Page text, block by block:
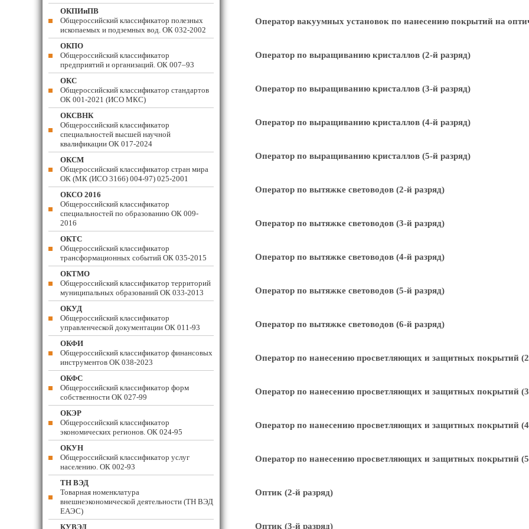
Оператор вакуумных установок по нанесению покрытий на
Оператор по выращиванию кристаллов (2-й разряд)
Оператор по выращиванию кристаллов (3-й разряд)
Оператор по выращиванию кристаллов (4-й разряд)
Оператор по выращиванию кристаллов (5-й разряд)
Оператор по вытяжке световодов (2-й разряд)
Оператор по вытяжке световодов (3-й разряд)
Оператор по вытяжке световодов (4-й разряд)
Оператор по вытяжке световодов (5-й разряд)
Оператор по вытяжке световодов (6-й разряд)
Оператор по нанесению просветляющих и защитных покрытий
Оператор по нанесению просветляющих и защитных покрытий
Оператор по нанесению просветляющих и защитных покрытий
Оператор по нанесению просветляющих и защитных покрытий
Оптик (2-й разряд)
Оптик (3-й разряд)
ОКПИиПВ
Общероссийский классификатор полезных
ископаемых и подземных вод. ОК 032-2002
ОКПО
Общероссийский классификатор
предприятий и организаций. ОК 007–93
ОКС
Общероссийский классификатор стандартов
ОК 001-2021 (ИСО МКС)
ОКСВНК
Общероссийский классификатор
специальностей высшей научной
квалификации ОК 017-2024
ОКСМ
Общероссийский классификатор стран мира
ОК (МК (ИСО 3166) 004-97) 025-2001
ОКСО 2016
Общероссийский классификатор
специальностей по образованию ОК 009-
2016
ОКТС
Общероссийский классификатор
трансформационных событий ОК 035-2015
ОКТМО
Общероссийский классификатор территорий
муниципальных образований ОК 033-2013
ОКУД
Общероссийский классификатор
управленческой документации ОК 011-93
ОКФИ
Общероссийский классификатор финансовых
инструментов OK 038-2023
ОКФС
Общероссийский классификатор форм
собственности ОК 027-99
ОКЭР
Общероссийский классификатор
экономических регионов. ОК 024-95
ОКУН
Общероссийский классификатор услуг
населению. ОК 002-93
ТН ВЭД
Товарная номенклатура
внешнеэкономической деятельности (ТН ВЭД
ЕАЭС)
КУВЭД